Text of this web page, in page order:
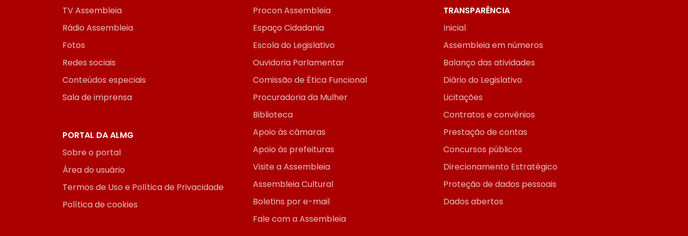
TV Assembleia
Rádio Assembleia
Fotos
Redes sociais
Conteúdos especiais
Sala de imprensa
Procon Assembleia
Espaço Cidadania
Escola do Legislativo
Ouvidoria Parlamentar
Comissão de Ética Funcional
Procuradoria da Mulher
Biblioteca
Apoio às câmaras
Apoio às prefeituras
Visite a Assembleia
Assembleia Cultural
Boletins por e-mail
Fale com a Assembleia
TRANSPARÊNCIA
Inicial
Assembleia em números
Balanço das atividades
Diário do Legislativo
Licitações
Contratos e convênios
Prestação de contas
Concursos públicos
Direcionamento Estratégico
Proteção de dados pessoais
Dados abertos
PORTAL DA ALMG
Sobre o portal
Área do usuário
Termos de Uso e Política de Privacidade
Política de cookies